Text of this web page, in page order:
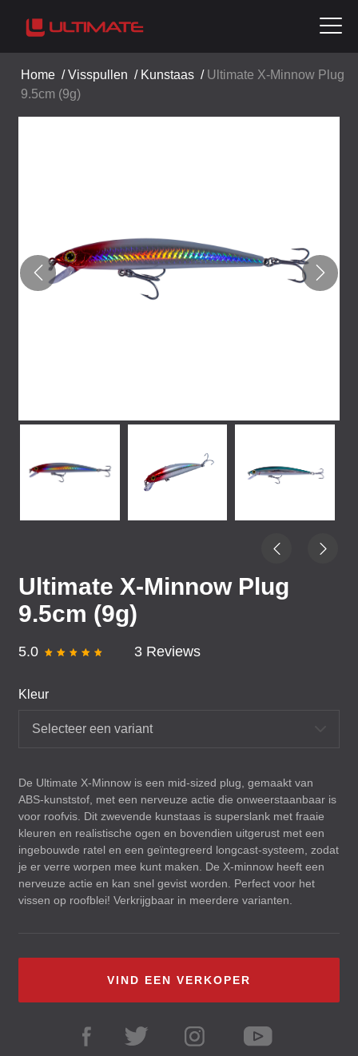
Home /Visspullen / Kunstaas / Ultimate X-Minnow Plug
9.5cm (9g)
Ultimate X-Minnow Plug
9.5cm (9g)
5.0 3 Reviews
Kleur
Selecteer een variant
De Ultimate X-Minnow is een mid-sized plug, gemaakt van
ABS-kunststof, met een nerveuze actie die onweerstaanbaar is
voor roofvis. Dit zwevende kunstaas is superslank met fraaie
kleuren en realistische ogen en bovendien uitgerust met een
ingebouwde ratel en een geïntegreerd longcast-systeem, zodat
je er verre worpen mee kunt maken. De X-minnow heeft een
nerveuze actie en kan snel gevist worden. Perfect voor het
vissen op roofblei! Verkrijgbaar in meerdere varianten.
VIND EEN VERKOPER